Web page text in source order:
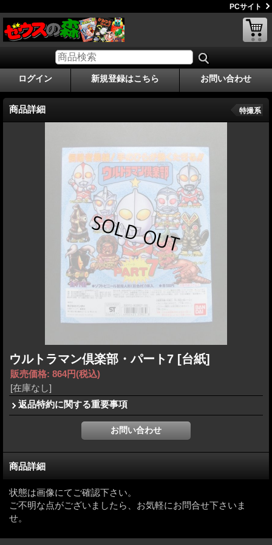
PCサイト
ログイン 新規登録はこちら お問い合わせ
商品詳細 特撮系
ウルトラマン倶楽部・パート7 [台紙]
販売価格: 864円(税込)
[在庫なし]
返品特約に関する重要事項
商品詳細
状態は画像にてご確認下さい。
ご不明な点がございましたら、お気軽にお問合せ下さいま
せ。